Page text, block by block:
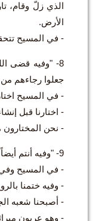
الذي زلّ وقام،
الأرض.
- في المسيح
8- "وفيه قضى
جعلوا رجاءهم
- في المسيح
- اختارنا قبل
- نحن المختارون
9- "وفيه أنتم أيضاً حين سمعتم كلام الحق أي بشارة خلاصكم، وآمنتم، ختمتم بالروح القدس الموعود".
- في المسيح وفي
- وفيه ختمنا
- أصبحنا شعبه
- وهو عربون